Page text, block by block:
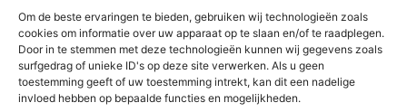
Om de beste ervaringen te bieden, gebruiken wij technologieën zoals
cookies om informatie over uw apparaat op te slaan en/of te raadplegen.
Door in te stemmen met deze technologieën kunnen wij gegevens zoals
surfgedrag of unieke ID's op deze site verwerken. Als u geen
toestemming geeft of uw toestemming intrekt, kan dit een nadelige
invloed hebben op bepaalde functies en mogelijkheden.
Berichten feed
Reacties feed
WordPress.org